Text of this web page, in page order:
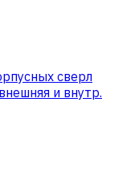
сверл
и внутр.